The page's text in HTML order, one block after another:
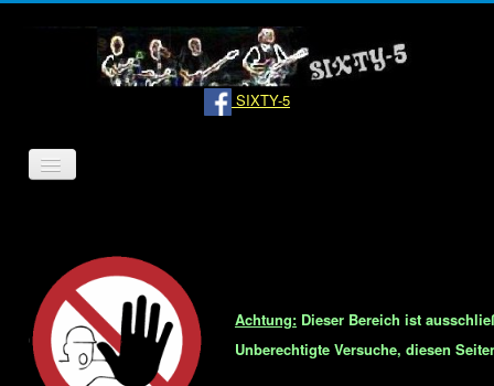
SIXTY-5
Navigation
Bandinfo
Pressemeldungen
Hörproben
Termine
Achtung: Dieser Bereich ist
Unberechtigte Versuche, diesen